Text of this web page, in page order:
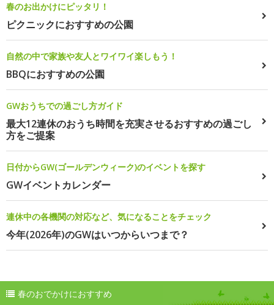
春のお出かけにピッタリ！
ピクニックにおすすめの公園
自然の中で家族や友人とワイワイ楽しもう！
BBQにおすすめの公園
GWおうちでの過ごし方ガイド
最大12連休のおうち時間を充実させるおすすめの過ごし
方をご提案
日付からGW(ゴールデンウィーク)のイベントを探す
GWイベントカレンダー
連休中の各機関の対応など、気になることをチェック
今年(2026年)のGWはいつからいつまで？
春のおでかけにおすすめ